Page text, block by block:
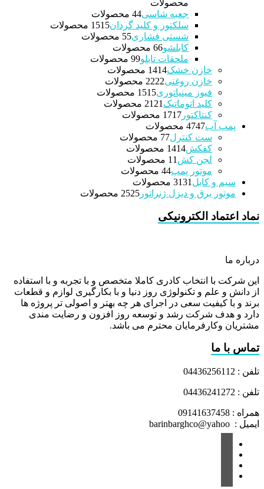
محصولات
جعبه شاسی 44 محصولات
سلکتور و کلید گردان
1515 محصولات
شستی فشاری 55 محصولات
کابلشو 66 محصولات
ملحقات تابلو 99 محصولات
خازن خشک
1414 محصولات
خازن روغنی
2222 محصولات
فیوز مینیاتوری
1515 محصولات
کلید اتوماتیک
21 21 محصولات
کنتاکتور
1717 محصولات
پمپ آب
4747 محصولات
ست کنترل 77 محصولات
کفکش
1414 محصولات
لجن کش
1 1 محصولات
موتور پمپ 44 محصولات
سیم و کابل
3131 محصولات
موتور برق و دیزل ژنراتور
2525 محصولات
نماد اعتماد الکترونیکی
درباره ما
این شرکت با انتخاب کادری کاملا متخصص و با تجربه و با استفاده
از دانش و علم و تکنولوژی روز دنیا و با بکارگیری لوازم و قطعات
برند و با کیفیت سعی در اجرای هر چه بهتر و اصولی تر پروژه ها
دارد و هدف شرکت رشد و توسعه روز افزون و رضایت مندی
مشتریان وکارفرمایان محترم می باشد.
تماس با ما
تلفن : 04436256112
تلفن : 04436241272
همراه : 09141637458
ایمیل : barinbarghco@yahoo